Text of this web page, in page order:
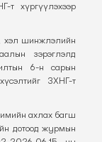
т хүргүүлэхээр
хэл шинжлэлийн
зэрэглэлд
6-н сарын
ЗХНГ-т
ахлах багш
дотоод журмын